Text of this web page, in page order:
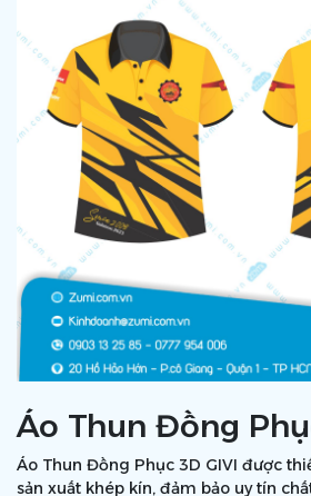
Áo Thun Đồng
Áo Thun Đồng Phục 3D GIVI được
sản xuất khép kín, đảm bảo uy tín